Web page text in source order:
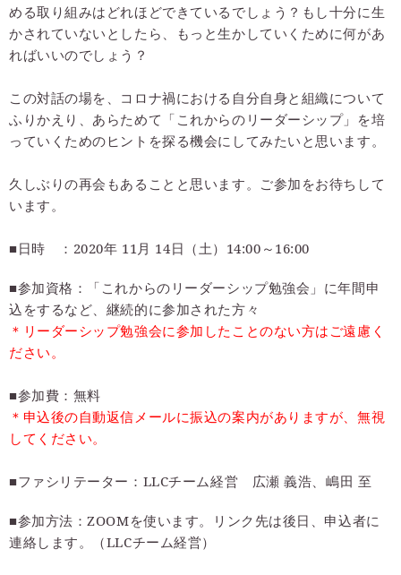
める取り組みはどれほどできているでしょう？もし十分に生
かされていないとしたら、もっと生かしていくために何があ
ればいいのでしょう？
この対話の場を、コロナ禍における自分自身と組織について
ふりかえり、あらためて「これからのリーダーシップ」を培
っていくためのヒントを探る機会にしてみたいと思います。
久しぶりの再会もあることと思います。ご参加をお待ちして
います。
■日時 ：2020年 11月 14日（土） 14:00～16:00
■参加資格：「これからのリーダーシップ勉強会」に年間申
込をするなど、継続的に参加された方々
＊リーダーシップ勉強会に参加したことのない方はご遠慮く
ださい。
■参加費：無料
＊申込後の自動返信メールに振込の案内がありますが、無視
してください。
■ファシリテーター：LLCチーム経営 広瀬 義浩、嶋田 至
■参加方法：ZOOMを使います。リンク先は後日、申込者に
連絡します。
（LLCチーム経営）